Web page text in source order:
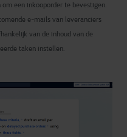
een inkooporder te bevestigen.
e-mails van leveranciers
van de inhoud van de
taken instellen.